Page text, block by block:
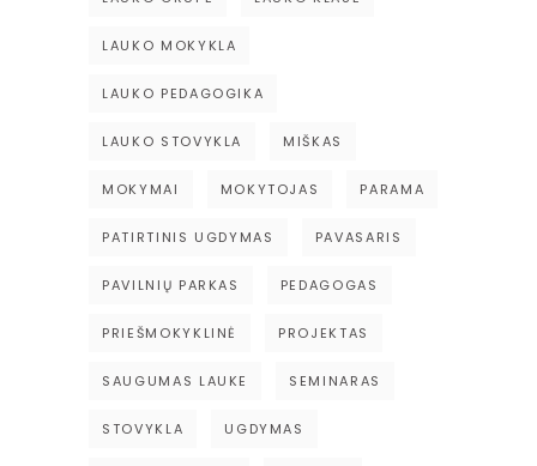
LAUKO MOKYKLA
LAUKO PEDAGOGIKA
LAUKO STOVYKLA MIŠKAS
MOKYMAI MOKYTOJAS PARAMA
PATIRTINIS UGDYMAS PAVASARIS
PAVILNIŲ PARKAS PEDAGOGAS
PRIEŠMOKYKLINĖ PROJEKTAS
SAUGUMAS LAUKE SEMINARAS
STOVYKLA UGDYMAS